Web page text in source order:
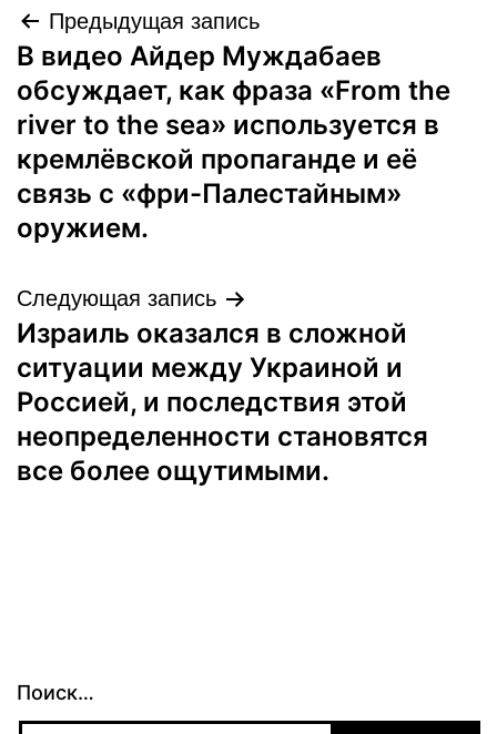
Навигация
по
записям
Предыдущая запись
В видео Айдер Муждабаев
обсуждает, как фраза «From the
river to the sea» используется в
кремлёвской пропаганде и её
связь с «фри-Палестайным»
оружием.
Следующая запись
Израиль оказался в сложной
ситуации между Украиной и
Россией, и последствия этой
неопределенности становятся
все более ощутимыми.
Поиск…